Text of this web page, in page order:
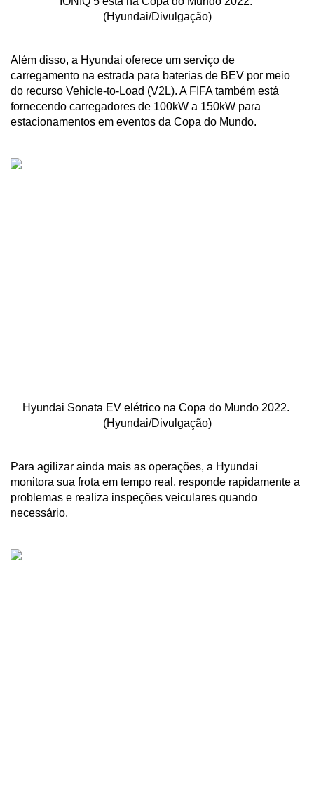
(Hyundai/Divulgação)
Além disso, a Hyundai oferece um serviço de
carregamento na estrada para baterias de BEV por meio
do recurso Vehicle-to-Load (V2L). A FIFA também está
fornecendo carregadores de 100kW a 150kW para
estacionamentos em eventos da Copa do Mundo.
Hyundai Sonata EV elétrico na Copa do Mundo 2022.
(Hyundai/Divulgação)
Para agilizar ainda mais as operações, a Hyundai
monitora sua frota em tempo real, responde rapidamente a
problemas e realiza inspeções veiculares quando
necessário.